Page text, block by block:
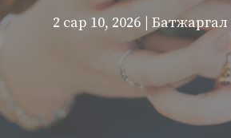
2 сар 10, 2026 |